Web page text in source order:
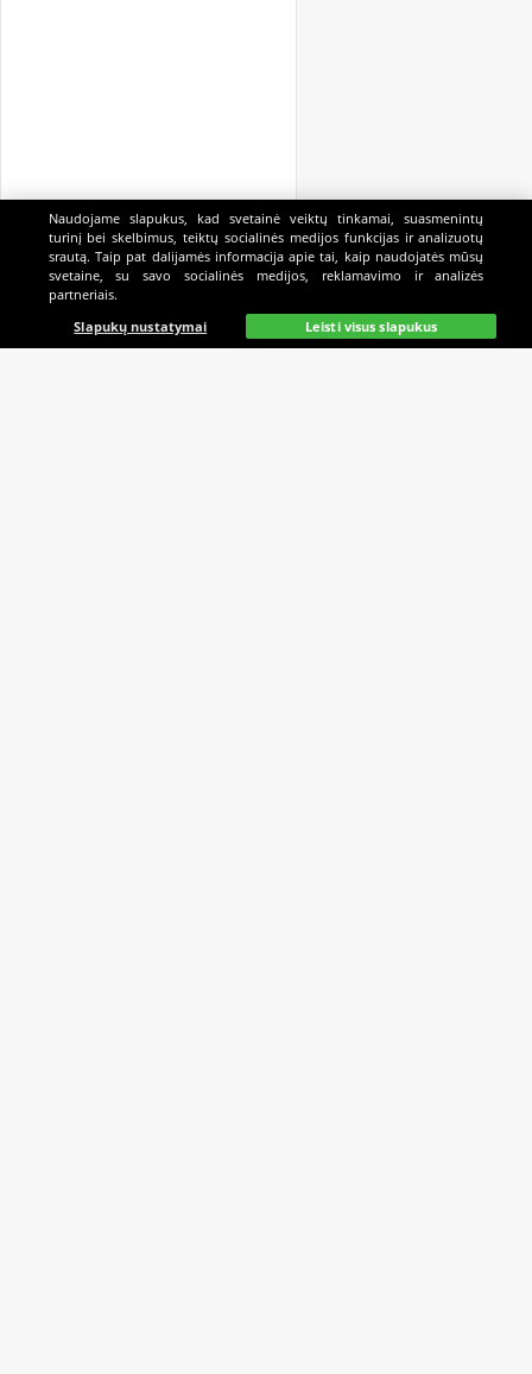
Pagrindinis Gyvai Paieška Mano Kazino
Naudojame slapukus, kad svetainė veiktų tinkamai, suasmenintų
turinį bei skelbimus, teiktų socialinės medijos funkcijas ir analizuotų
srautą. Taip pat dalijamės informacija apie tai, kaip naudojatės mūsų
svetaine, su savo socialinės medijos, reklamavimo ir analizės
partneriais.
Slapukų nustatymai
Leisti visus slapukus